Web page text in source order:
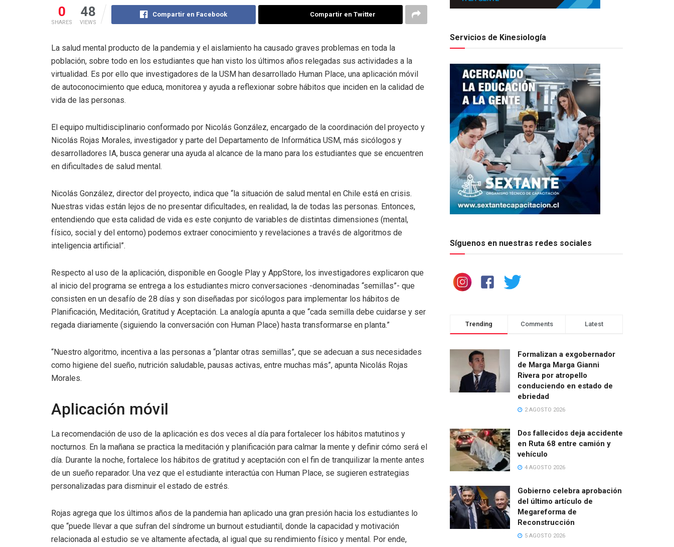
0
SHARES
48
VIEWS
Compartir en Facebook Compartir en Twitter
La salud mental producto de la pandemia y el aislamiento ha causado graves problemas en toda la
población, sobre todo en los estudiantes que han visto los últimos años relegadas sus actividades a la
virtualidad. Es por ello que investigadores de la USM han desarrollado Human Place, una aplicación móvil
de autoconocimiento que educa, monitorea y ayuda a reflexionar sobre hábitos que inciden en la calidad de
vida de las personas.
El equipo multidisciplinario conformado por Nicolás González, encargado de la coordinación del proyecto y
Nicolás Rojas Morales, investigador y parte del Departamento de Informática USM, más sicólogos y
desarrolladores IA, busca generar una ayuda al alcance de la mano para los estudiantes que se encuentren
en dificultades de salud mental.
Nicolás González, director del proyecto, indica que “la situación de salud mental en Chile está en crisis.
Nuestras vidas están lejos de no presentar dificultades, en realidad, la de todas las personas. Entonces,
entendiendo que esta calidad de vida es este conjunto de variables de distintas dimensiones (mental,
físico, social y del entorno) podemos extraer conocimiento y revelaciones a través de algoritmos de
inteligencia artificial”.
Respecto al uso de la aplicación, disponible en Google Play y AppStore, los investigadores explicaron que
al inicio del programa se entrega a los estudiantes micro conversaciones -denominadas “semillas”- que
consisten en un desafío de 28 días y son diseñadas por sicólogos para implementar los hábitos de
Planificación, Meditación, Gratitud y Aceptación. La analogía apunta a que “cada semilla debe cuidarse y ser
regada diariamente (siguiendo la conversación con Human Place) hasta transformarse en planta.”
“Nuestro algoritmo, incentiva a las personas a “plantar otras semillas”, que se adecuan a sus necesidades
como higiene del sueño, nutrición saludable, pausas activas, entre muchas más”, apunta Nicolás Rojas
Morales.
Aplicación móvil
La recomendación de uso de la aplicación es dos veces al día para fortalecer los hábitos matutinos y
nocturnos. En la mañana se practica la meditación y planificación para calmar la mente y definir cómo será el
día. Durante la noche, fortalece los hábitos de gratitud y aceptación con el fin de tranquilizar la mente antes
de un sueño reparador. Una vez que el estudiante interactúa con Human Place, se sugieren estrategias
personalizadas para disminuir el estado de estrés.
Rojas agrega que los últimos años de la pandemia han aplicado una gran presión hacia los estudiantes lo
que “puede llevar a que sufran del síndrome un burnout estudiantil, donde la capacidad y motivación
relacionada al estudio se ve altamente afectada, al igual que su rendimiento físico y mental. Por ende,
Servicios de Kinesiología
Síguenos en nuestras redes sociales
Trending Comments Latest
Formalizan a exgobernador
de Marga Marga Gianni
Rivera por atropello
conduciendo en estado de
ebriedad
2 AGOSTO 2026
Dos fallecidos deja accidente
en Ruta 68 entre camión y
vehículo
4 AGOSTO 2026
Gobierno celebra aprobación
del último artículo de
Megareforma de
Reconstrucción
5 AGOSTO 2026